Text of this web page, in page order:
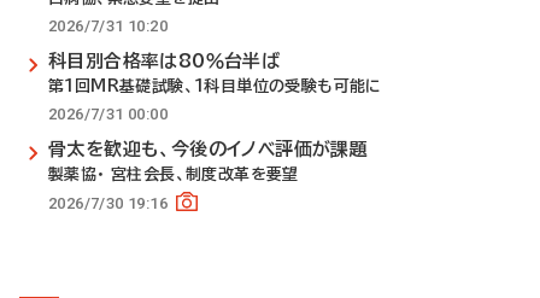
2026/7/31 10:20
科目別合格率は80％台半ば
第1回MR基礎試験、1科目単位の受験も可能に
2026/7/31 00:00
骨太を歓迎も、今後のイノベ評価が課題
製薬協・ 宮柱会長、制度改革を要望
2026/7/30 19:16